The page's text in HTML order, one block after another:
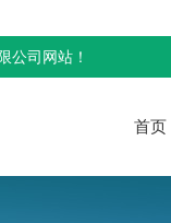
公司网站！
首页